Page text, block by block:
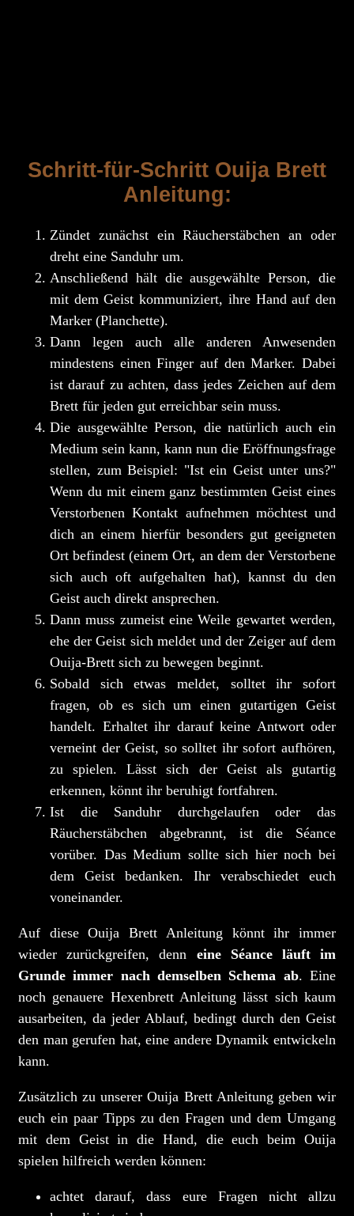
Schritt-für-Schritt Ouija Brett
Anleitung:
Zündet zunächst ein Räucherstäbchen an oder
dreht eine Sanduhr um.
Anschließend hält die ausgewählte Person, die
mit dem Geist kommuniziert, ihre Hand auf den
Marker (Planchette).
Dann legen auch alle anderen Anwesenden
mindestens einen Finger auf den Marker. Dabei
ist darauf zu achten, dass jedes Zeichen auf dem
Brett für jeden gut erreichbar sein muss.
Die ausgewählte Person, die natürlich auch ein
Medium sein kann, kann nun die Eröffnungsfrage
stellen, zum Beispiel: "Ist ein Geist unter uns?"
Wenn du mit einem ganz bestimmten Geist eines
Verstorbenen Kontakt aufnehmen möchtest und
dich an einem hierfür besonders gut geeigneten
Ort befindest (einem Ort, an dem der Verstorbene
sich auch oft aufgehalten hat), kannst du den
Geist auch direkt ansprechen.
Dann muss zumeist eine Weile gewartet werden,
ehe der Geist sich meldet und der Zeiger auf dem
Ouija-Brett sich zu bewegen beginnt.
Sobald sich etwas meldet, solltet ihr sofort
fragen, ob es sich um einen gutartigen Geist
handelt. Erhaltet ihr darauf keine Antwort oder
verneint der Geist, so solltet ihr sofort aufhören,
zu spielen. Lässt sich der Geist als gutartig
erkennen, könnt ihr beruhigt fortfahren.
Ist die Sanduhr durchgelaufen oder das
Räucherstäbchen abgebrannt, ist die Séance
vorüber. Das Medium sollte sich hier noch bei
dem Geist bedanken. Ihr verabschiedet euch
voneinander.
Auf diese Ouija Brett Anleitung könnt ihr immer
wieder zurückgreifen, denn eine Séance läuft im
Grunde immer nach demselben Schema ab. Eine
noch genauere Hexenbrett Anleitung lässt sich kaum
ausarbeiten, da jeder Ablauf, bedingt durch den Geist
den man gerufen hat, eine andere Dynamik entwickeln
kann.
Zusätzlich zu unserer Ouija Brett Anleitung geben wir
euch ein paar Tipps zu den Fragen und dem Umgang
mit dem Geist in die Hand, die euch beim Ouija
spielen hilfreich werden können:
achtet darauf, dass eure Fragen nicht allzu